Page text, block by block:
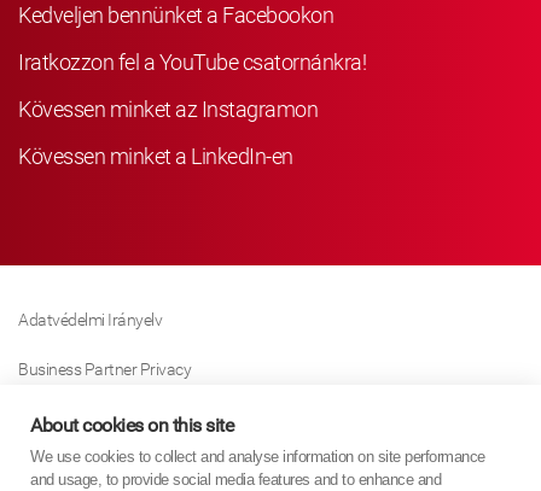
Kedveljen bennünket a Facebookon
Iratkozzon fel a YouTube csatornánkra!
Kövessen minket az Instagramon
Kövessen minket a LinkedIn-en
Adatvédelmi Irányelv
Business Partner Privacy
Sütikre Vonatkozó Irányelv
Modern Slavery Act Policy
About cookies on this site
We use cookies to collect and analyse information on site performance
and usage, to provide social media features and to enhance and